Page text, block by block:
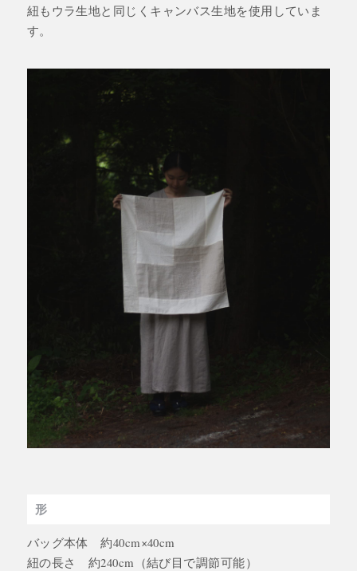
紐もウラ生地と同じくキャンバス生地を使用していま
す。
形
バッグ本体 約40cm×40cm
紐の長さ 約240cm（結び目で調節可能）